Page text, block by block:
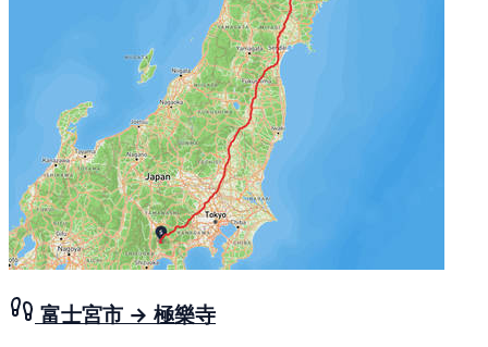
富士宮市 → 極樂寺